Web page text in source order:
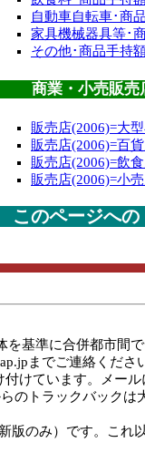
自動車自転車･商
家具機械器具等･
その他･商品手持
商業・小売販売
販売店(2006)=大
販売店(2006)=百
販売店(2006)=飲
販売店(2006)=小
このページへ
基準に合併都市間
までご連絡くださ
けています。メー
のトラックバックは
版のみ）です。これ